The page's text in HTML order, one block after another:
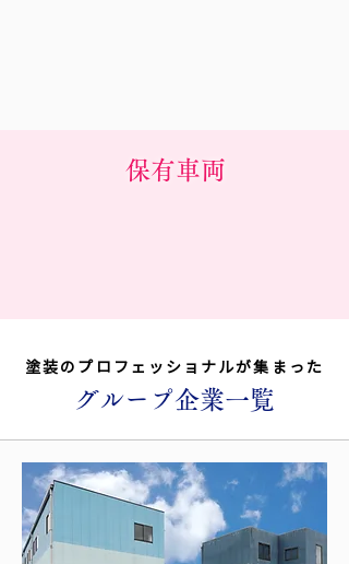
保有車両
塗装のプロフェッショナルが集まった
グループ企業一覧